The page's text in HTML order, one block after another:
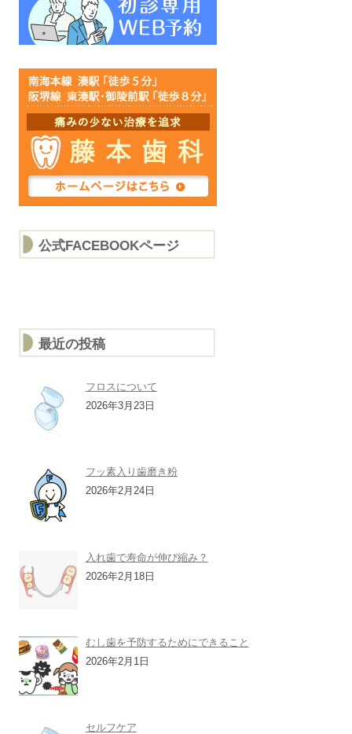
公式FACEBOOKページ
最近の投稿
フロスについて
2026年3月23日
フッ素入り歯磨き粉
2026年2月24日
入れ歯で寿命が伸び縮み？
2026年2月18日
むし歯を予防するためにできること
2026年2月1日
セルフケア